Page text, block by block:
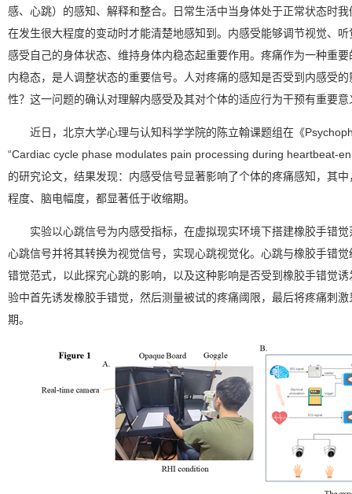
感、心跳）的感知、解释和整合。日常生活中当身体处于正常状态时
在发生很大程度的变动时才能清楚地感知到。内感受能够调节视觉、
感受自己的身体状态、维持身体内稳态起重要作用。疼痛作为一种重
内稳态，是人调整状态的重要信号。人对疼痛的感知是否受到内感受
性？这一问题的确认对理解内感受及其对个体的适应行为干预有重要意
近日，北京大学心理与认知科学学院的陈立翰课题组在《
“Cardiac cycle phase modulates pain processing during heartbeat-
的研究论文，结果发现：内感受信号显著影响了个体的疼痛感知，其
程度、脑电幅度，都显著低于收缩期。
实验以心跳信号为内感受指标，在虚拟现实环境下搭建橡胶手错
心跳信号并将其转换为视觉信号，实现心跳视觉化。心跳与橡胶手错
错觉范式，以此探究心跳的影响，以及这种影响是否受到橡胶手错觉
验中首先诱发橡胶手错觉，然后测量被试的疼痛阈限，最后将疼痛刺
期。